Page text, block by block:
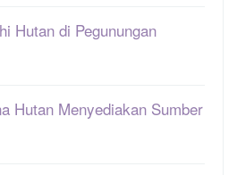
Hutan di Pegunungan
Hutan Menyediakan Sumber